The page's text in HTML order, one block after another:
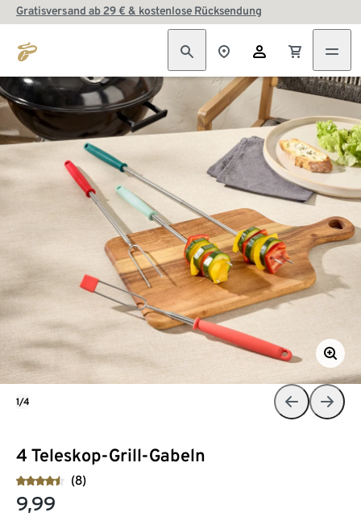
Gratisversand ab 29 € & kostenlose Rücksendung
4 Teleskop-Grill-Gabeln
(8)
9,99
1/4